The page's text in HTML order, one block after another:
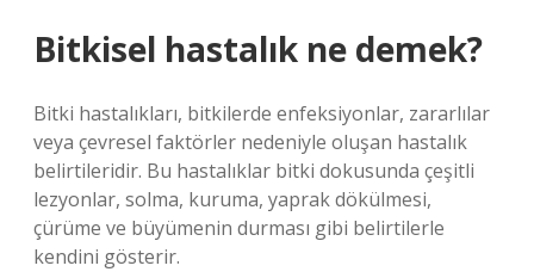
Bitkisel hastalık ne demek?
Bitki hastalıkları, bitkilerde enfeksiyonlar, zararlılar
veya çevresel faktörler nedeniyle oluşan hastalık
belirtileridir. Bu hastalıklar bitki dokusunda çeşitli
lezyonlar, solma, kuruma, yaprak dökülmesi,
çürüme ve büyümenin durması gibi belirtilerle
kendini gösterir.